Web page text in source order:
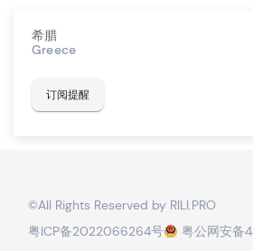
希腊
Greece
订阅提醒
©️All Rights Reserved by RILI.PRO
粤ICP备2022066264号
粤公网安